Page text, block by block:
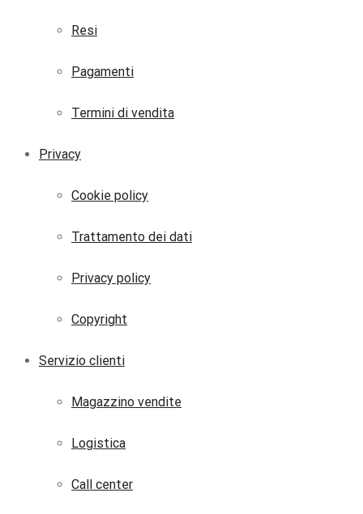
Resi
Pagamenti
Termini di vendita
Privacy
Cookie policy
Trattamento dei dati
Privacy policy
Copyright
Servizio clienti
Magazzino vendite
Logistica
Call center